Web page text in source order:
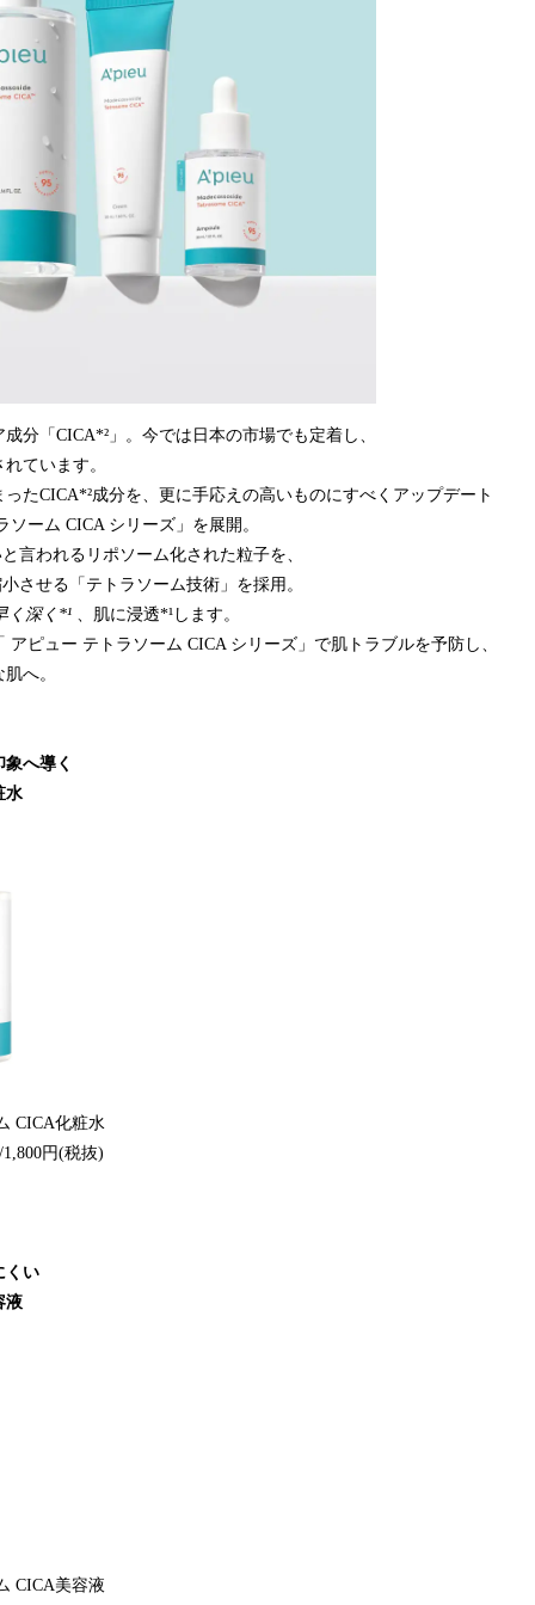
分「CICA*²」。今では日本の市場でも定着し、
ています。
たCICA*²成分を、更に手応えの高いものにすべくアップデート
ーム CICA シリーズ」を展開。
言われるリポソーム化された粒子を、
させる「テトラソーム技術」を採用。
く深く*¹ 、肌に浸透*¹します。
アピュー テトラソーム CICA シリーズ」で肌トラブルを予防し、
へ。
へ導く
水
CICA化粧水
円(税抜)
くい
液
CICA美容液